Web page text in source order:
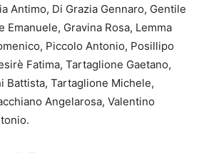
Antimo, Di Grazia Gennaro, Gentile
Emanuele, Gravina Rosa, Lemma
Piccolo Antonio, Posillipo
Fatima, Tartaglione Gaetano,
Battista, Tartaglione Michele,
Angelarosa, Valentino